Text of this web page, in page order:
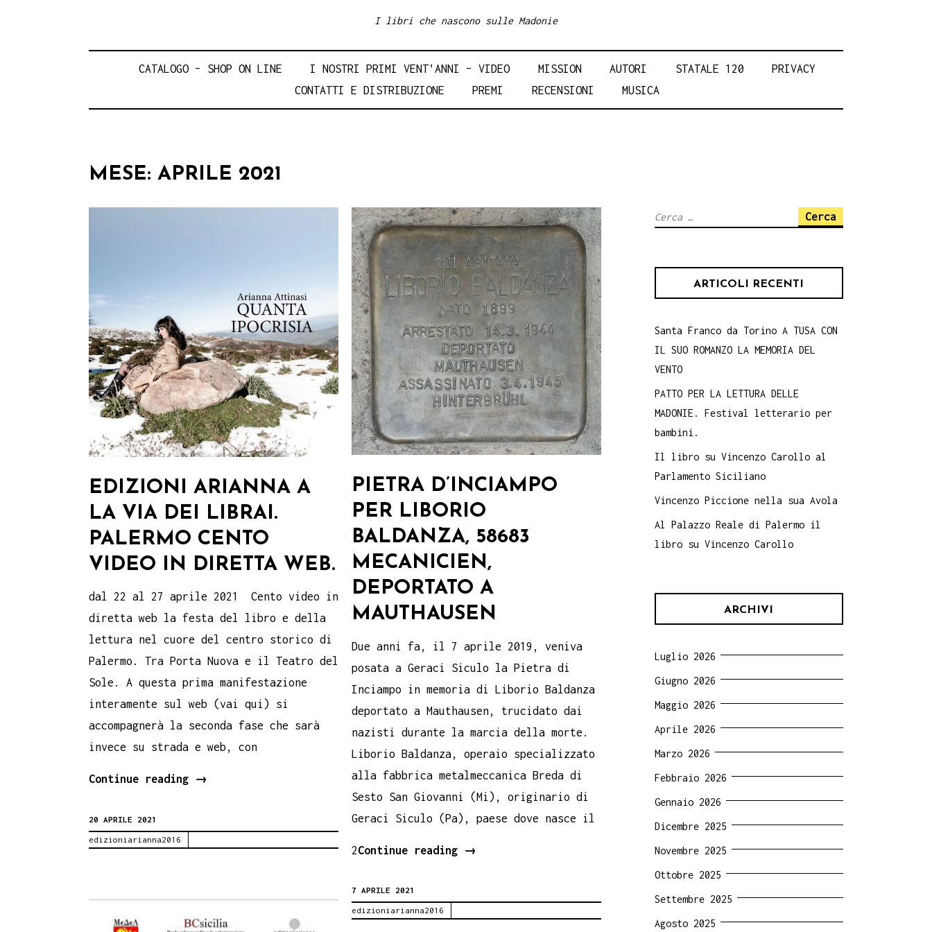
I libri che nascono sulle Madonie
CATALOGO – SHOP ON LINE I NOSTRI PRIMI VENT’ANNI – VIDEO MISSION AUTORI STATALE 120
PRIVACY
CONTATTI E DISTRIBUZIONE
PREMI RECENSIONI MUSICA
MESE: APRILE 2021
EDIZIONI ARIANNA A
LA VIA DEI LIBRAI.
PALERMO CENTO
VIDEO IN DIRETTA WEB.
dal 22 al 27 aprile 2021 Cento video in
diretta web la festa del libro e della
lettura nel cuore del centro storico di
Palermo. Tra Porta Nuova e il Teatro del
Sole. A questa prima manifestazione
interamente sul web (vai qui) si
accompagnerà la seconda fase che sarà
invece su strada e web, con
Continue reading
Edizioni
Palermo
→
20 APRILE 2021
edizioniarianna2016
PIETRA D’INCIAMPO
PER LIBORIO
BALDANZA, 58683
MECANICIEN,
DEPORTATO A
MAUTHAUSEN
Due anni fa, il 7 aprile 2019, veniva
posata a Geraci Siculo la Pietra di
Inciampo in memoria di Liborio Baldanza
deportato a Mauthausen, trucidato dai
nazisti durante la marcia della morte.
Liborio Baldanza, operaio specializzato
alla fabbrica metalmeccanica Breda di
Sesto San Giovanni (Mi), originario di
Geraci Siculo (Pa), paese dove nasce il
2Continue reading
Pietra
→
7 APRILE 2021
edizioniarianna2016
Ricerca
ARTICOLI RECENTI
Santa Franco da Torino A TUSA CON
IL SUO ROMANZO LA MEMORIA DEL
VENTO
PATTO PER LA LETTURA DELLE
MADONIE. Festival letterario per
bambini.
Il libro su Vincenzo Carollo al
Parlamento Siciliano
Vincenzo Piccione nella sua Avola
Al Palazzo Reale di Palermo il
libro su Vincenzo Carollo
ARCHIVI
Luglio 2026
Giugno 2026
Maggio 2026
Aprile 2026
Marzo 2026
Febbraio 2026
Gennaio 2026
Dicembre 2025
Novembre 2025
Ottobre 2025
Settembre 2025
Agosto 2025